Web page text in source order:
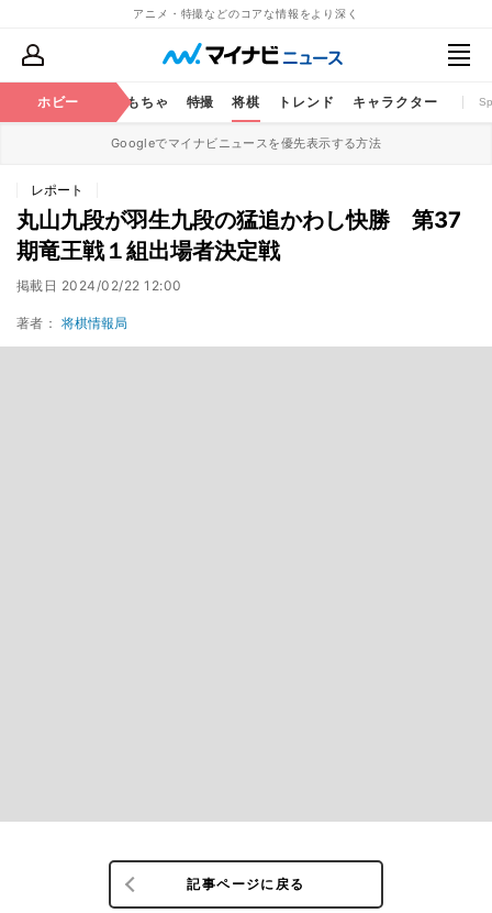
アニメ・特撮などのコアな情報をより深く
ホビー
コミック おもちゃ 特撮 将棋 トレンド キャラクター
Googleでマイナビニュースを優先表示する方法
レポート
丸山九段が羽生九段の猛追かわし快勝 第37
期竜王戦１組出場者決定戦
掲載日 2024/02/22 12:00
著者： 将棋情報局
記事ページに戻る